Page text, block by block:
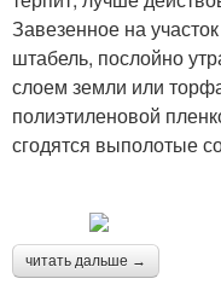
Завезенное на
штабель, послойно
слоем земли или
полиэтиленовой
сгодятся выполотые
читать дальше →